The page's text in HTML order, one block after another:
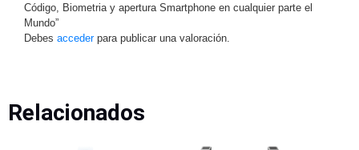
CloudHIKVISIONHoneywellWisenet
Wave
CEIBAII /
Móviles,
Dash
Código, Biometria y apertura Smartphone en cualquier parte el
Mundo”
Debes accederpara publicar una valoración.
Relacionados